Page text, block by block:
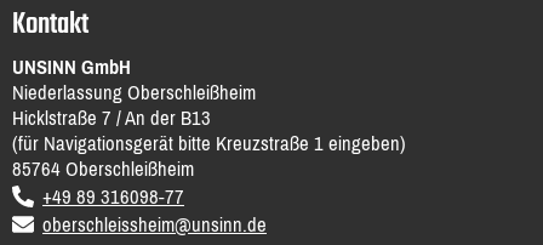
Kontakt
UNSINN GmbH
Niederlassung Oberschleißheim
Hicklstraße 7 / An der B13
(für Navigationsgerät bitte Kreuzstraße 1 eingeben)
85764Oberschleißheim
DE voice
+49 89 316098-77
email
oberschleissheim@unsinn.de